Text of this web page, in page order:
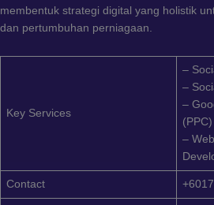
membentuk strategi digital yang holistik
dan pertumbuhan perniagaan.
Key Services
–
–
–
(PPC)
–
Contact